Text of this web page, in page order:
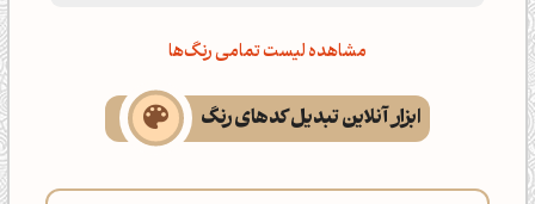
مشاهده لیست تمامی رنگ‌ها
ابزار آنلاین تبدیل کدهای رنگ